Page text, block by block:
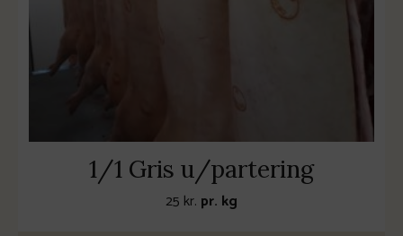
1/1 Gris u/partering
25 kr. pr. kg